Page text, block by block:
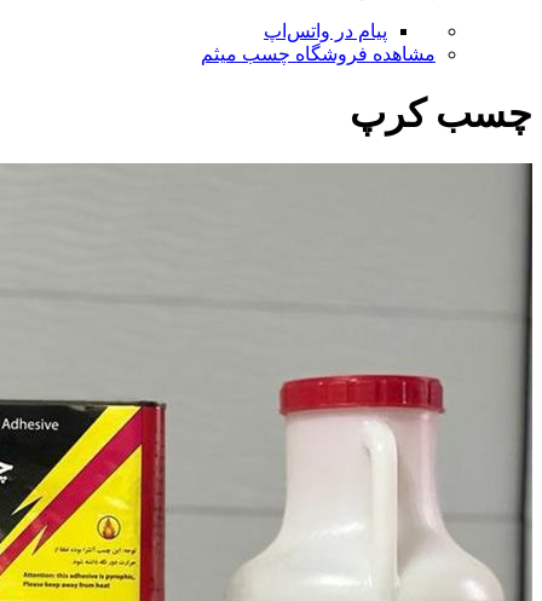
پیام در واتس‌اپ
مشاهده فروشگاه چسب میثم
چسب کرپ